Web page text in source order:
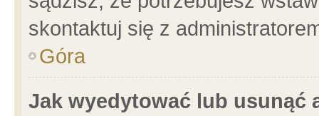
skontaktuj się z
Góra
Jak wyedytować lub usunąć